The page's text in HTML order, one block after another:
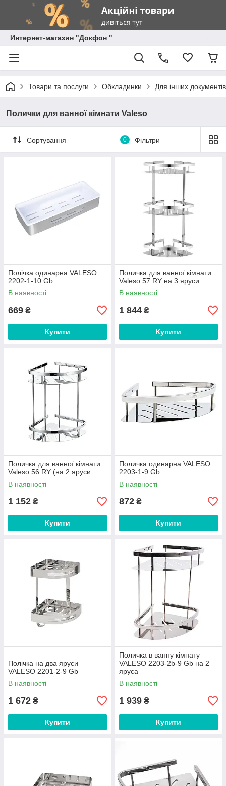
Интернет-магазин "Докфон "
Товари та послуги Обкладинки Для інших документів
Полички для ванної кімнати Valeso
Сортування 0 Фільтри
Полічка одинарна VALESO
2202-1-10 Gb
В наявності
669 ₴
Купити
Поличка для ванної кімнати
Valeso 57 RY на 3 яруси
В наявності
1 844 ₴
Купити
Поличка для ванної кімнати
Valeso 56 RY (на 2 яруси
В наявності
1 152 ₴
Купити
Поличка одинарна VALESO
2203-1-9 Gb
В наявності
872 ₴
Купити
Полічка на два яруси
VALESO 2201-2-9 Gb
В наявності
1 672 ₴
Купити
Поличка в ванну кімнату
VALESO 2203-2b-9 Gb на 2
яруса
В наявності
1 939 ₴
Купити